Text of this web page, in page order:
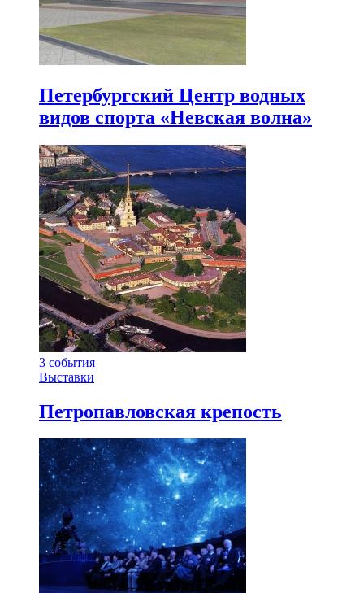
Петербургский Центр водных
видов спорта «Невская волна»
3 события
Выставки
Петропавловская крепость